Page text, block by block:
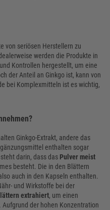
von seriösen Herstellern zu
werden die Produkte in
Kontrollen hergestellt, um eine
der Anteil an Ginkgo ist, kann von
bei Komplexmitteln ist es wichtig,
Ginkgo-Extrakt, andere das
enthalten sogar
darin, dass das Pulver meist
besteht. Die in den Blättern
auch in den Kapseln enthalten.
und Wirkstoffe bei der
extrahiert, um einen
der hohen Konzentration